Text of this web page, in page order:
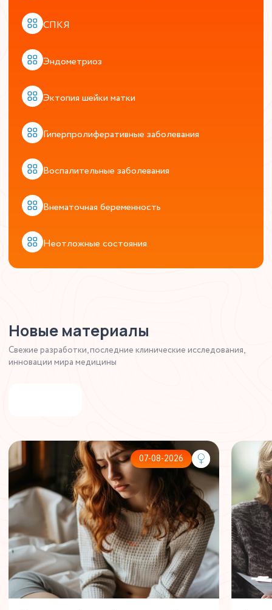
СПКЯ
Эндометриоз
Эктопия шейки матки
Гиперпролиферативные заболевания
Воспалительные заболевания
Внематочная беременность
Неотложные состояния
Новые материалы
Свежие разработки, последние клинические исследования,
инновации мира медицины
07-08-2026